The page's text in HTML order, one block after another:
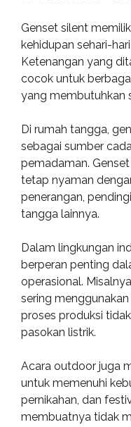
Genset silent
kehidupan sehari-
Ketenangan yang
cocok untuk
yang membutuhkan
Di rumah tangga,
sebagai sumber
pemadaman.
tetap nyaman
penerangan,
tangga lainnya.
Dalam lingkungan
berperan penting
operasional.
sering
proses produksi
pasokan listrik.
Acara outdoor juga
untuk memenuhi
pernikahan, dan
membuatnya tidak